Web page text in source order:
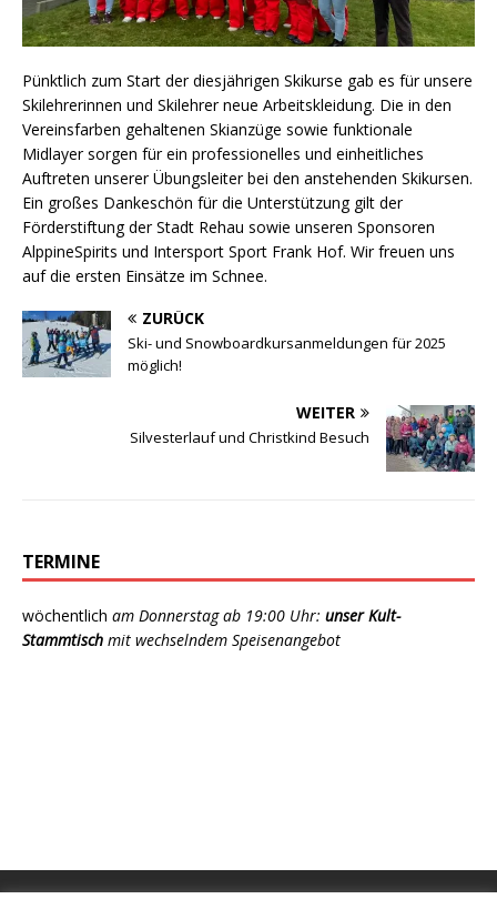
Pünktlich zum Start der diesjährigen Skikurse gab es für unsere
Skilehrerinnen und Skilehrer neue Arbeitskleidung. Die in den
Vereinsfarben gehaltenen Skianzüge sowie funktionale
Midlayer sorgen für ein professionelles und einheitliches
Auftreten unserer Übungsleiter bei den anstehenden Skikursen.
Ein großes Dankeschön für die Unterstützung gilt der
Förderstiftung der Stadt Rehau sowie unseren Sponsoren
AlppineSpirits und Intersport Sport Frank Hof. Wir freuen uns
auf die ersten Einsätze im Schnee.
ZURÜCK
Ski- und Snowboardkursanmeldungen für 2025
möglich!
WEITER
Silvesterlauf und Christkind Besuch
TERMINE
wöchentlich am Donnerstag ab 19:00 Uhr: unser Kult-
Stammtisch mit wechselndem Speisenangebot